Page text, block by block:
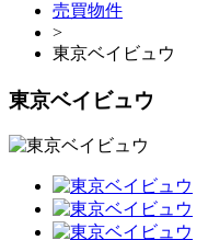
売買物件
>
東京ベイビュウ
東京ベイビュウ